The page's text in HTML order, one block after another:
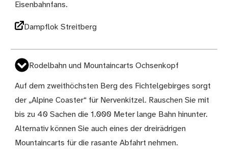
Eisenbahnfans.
Dampflok Streitberg
Rodelbahn und Mountaincarts Ochsenkopf
Auf dem zweithöchsten Berg des Fichtelgebirges sorgt
der „Alpine Coaster“ für Nervenkitzel. Rauschen Sie mit
bis zu 40 Sachen die 1.000 Meter lange Bahn hinunter.
Alternativ können Sie auch eines der dreirädrigen
Mountaincarts für die rasante Abfahrt nehmen.